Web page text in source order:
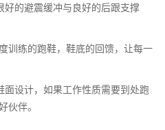
好的避震缓冲与良好的后跟支撑
训练的跑鞋，鞋底的回馈，让每一
面设计，如果工作性质需要到处跑
伙伴。